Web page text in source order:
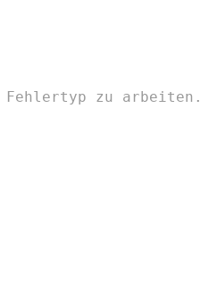
Fehlertyp zu arbeiten.